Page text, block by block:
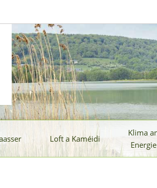
Loft a Kaméidi
Klima
Energie